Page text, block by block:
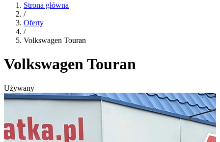
Strona główna
/
Oferty
/
Volkswagen Touran
Volkswagen Touran
Używany